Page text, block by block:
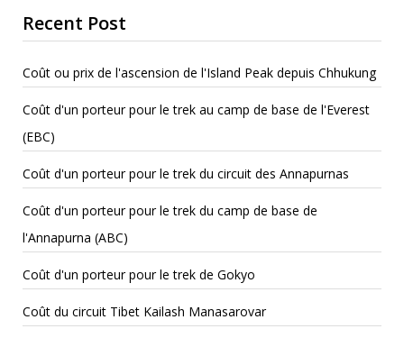
Recent Post
Coût ou prix de l'ascension de l'Island Peak depuis Chhukung
Coût d'un porteur pour le trek au camp de base de l'Everest
(EBC)
Coût d'un porteur pour le trek du circuit des Annapurnas
Coût d'un porteur pour le trek du camp de base de
l'Annapurna (ABC)
Coût d'un porteur pour le trek de Gokyo
Coût du circuit Tibet Kailash Manasarovar